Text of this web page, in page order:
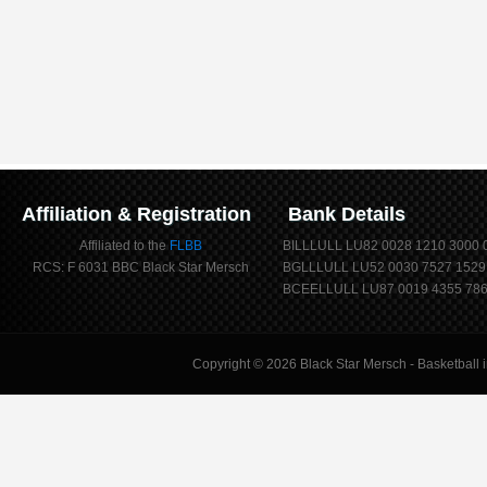
Affiliation & Registration
Affiliated to the FLBB
RCS: F 6031 BBC Black Star Mersch
Bank Details
BILLLULL LU82 0028 1210 3000
BGLLLULL LU52 0030 7527
BCEELLULL LU87 0019 4355
Copyright © 2026 Black Star Mersch - Basketball